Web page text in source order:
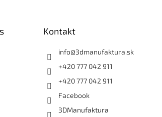
Kontakt
info@3dmanufaktura.sk
+420 777 042 911
+420 777 042 911
Facebook
3DManufaktura